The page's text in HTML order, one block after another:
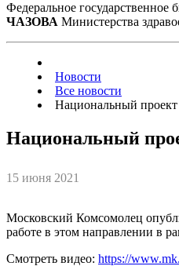
Федеральное государственное
ЧАЗОВА Министерства
Новости
Все новости
Национальный
Национальный
15 июня 2021
Московский Комсомолец
работе в этом направлении в
Смотреть видео: https://